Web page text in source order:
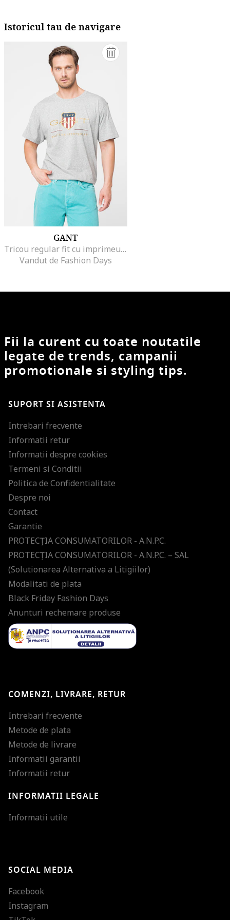
Istoricul tau de navigare
GANT
Tricou regular fit cu imprimeu logo Archive Shield, Gri deschis melange
Vandut de Fashion Days
Fii la curent cu toate noutatile
legate de trends, campanii
promotionale si styling tips.
SUPORT SI ASISTENTA
Intrebari frecvente
Informatii retur
Informatii despre cookies
Termeni si Conditii
Politica de Confidentialitate
Despre noi
Contact
Garantie
PROTECŢIA CONSUMATORILOR - A.N.P.C.
PROTECŢIA CONSUMATORILOR - A.N.P.C. – SAL
(Solutionarea Alternativa a Litigiilor)
Modalitati de plata
Black Friday Fashion Days
Anunturi rechemare produse
COMENZI, LIVRARE, RETUR
Intrebari frecvente
Metode de plata
Metode de livrare
Informatii garantii
Informatii retur
INFORMATII LEGALE
Informatii utile
SOCIAL MEDIA
Facebook
Instagram